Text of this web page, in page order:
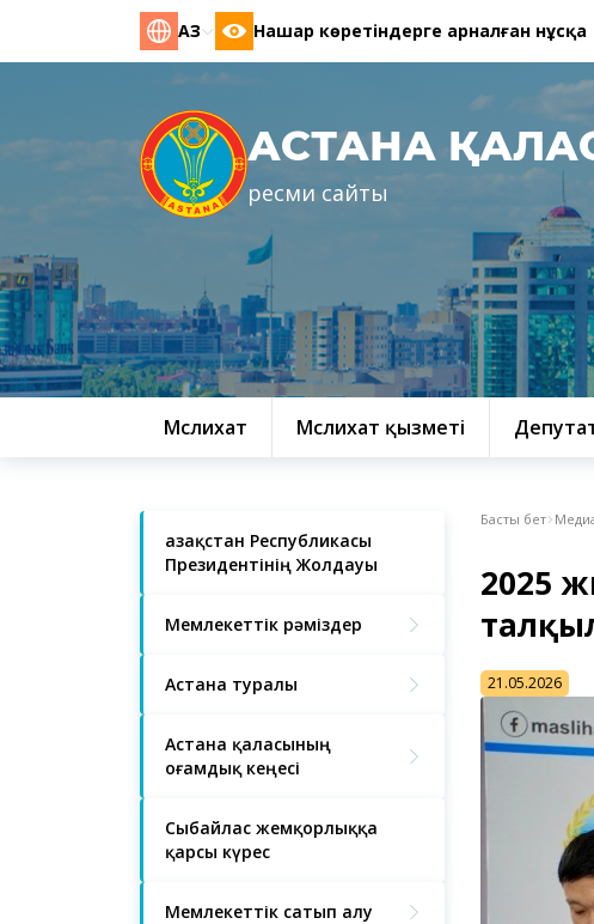
ҚАЗ Нашар көретіндерге арналған нұсқа
АСТАНА
ресми сайты
Мәслихат Мәслихат қызметі
Қазақстан Республикасы
Президентінің Жолдауы
Мемлекеттік рәміздер
Астана туралы
Астана қаласының
Қоғамдық кеңесі
Сыбайлас жемқорлыққа
қарсы күрес
Мемлекеттік сатып алу
Басты бет
2025
21.05.2026